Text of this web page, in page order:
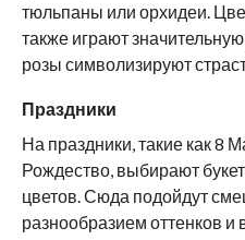
тюльпаны или орхидеи.
также играют
розы символизируют
Праздники
На праздники, такие как 8
Рождество, выбирают
цветов. Сюда подойдут
разнообразием оттенков и